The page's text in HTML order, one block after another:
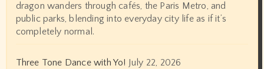
dragon wanders through cafés, the Paris Metro, and
public parks, blending into everyday city life as if it’s
completely normal.
Three Tone Dance with Yo! July 22, 2026